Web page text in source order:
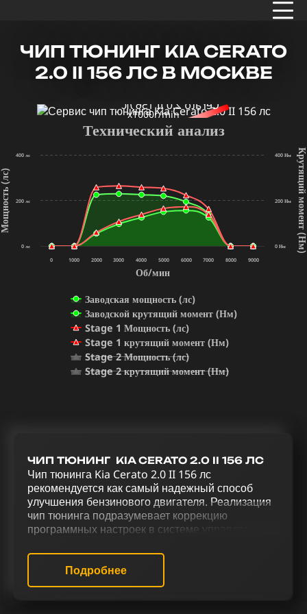
ЧИП ТЮНИНГ KIA CERATO
2.0 II 156 ЛС В МОСКВЕ
x1000r/min
Об/мин
(лс)
Технический анализ
Заводская мощность (лс)
Заводской крутящий момент (Нм)
Stage 1 Мощность (лс)
Stage 1 крутящий момент (Нм)
Stage 2 Мощность (лс)
Stage 2 крутящий момент (Нм)
0 1000 2000 3000 4000 5000 6000 7000 8000 9000
0 лс
200 лс
400 лс
0 Нм
200 Нм
400 Нм
ЧИП ТЮНИНГ KIA CERATO 2.0 II 156 ЛС
Чип тюнинга Kia Cerato 2.0 II 156 лс
рекомендуется как самый надежный способ
улучшения бензинового двигателя. Реализация
чип тюнинга подразумевает коррекцию
программных настроек в системе управления
функциональности. Увеличение мощности и
улучшение управления Kia Cerato 2.0 II 156 лс
достигается благодаря тюнинговому комплексу,
Подробнее